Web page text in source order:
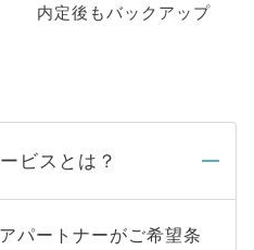
内定後もバックアップ
ビスとは？
パートナーがご希望条